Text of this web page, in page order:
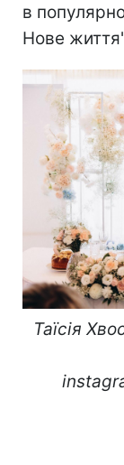
в
Нове
Таїсія